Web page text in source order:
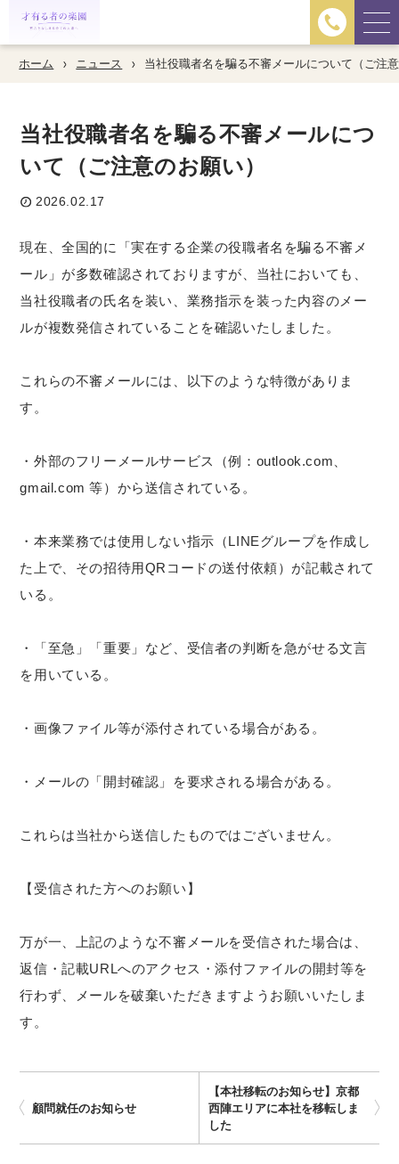
ホーム ニュース 当社役職者名を騙る不審メールについて（ご注
当社役職者名を騙る不審メールにつ
いて（ご注意のお願い）
2026.02.17
現在、全国的に「実在する企業の役職者名を騙る不審メ
ール」が多数確認されておりますが、当社においても、
当社役職者の氏名を装い、業務指示を装った内容のメー
ルが複数発信されていることを確認いたしました。
これらの不審メールには、以下のような特徴がありま
す。
・外部のフリーメールサービス（例：outlook.com、
gmail.com 等）から送信されている。
・本来業務では使用しない指示（LINEグループを作成し
た上で、その招待用QRコードの送付依頼）が記載されて
いる。
・「至急」「重要」など、受信者の判断を急がせる文言
を用いている。
・画像ファイル等が添付されている場合がある。
・メールの「開封確認」を要求される場合がある。
これらは当社から送信したものではございません。
【受信された方へのお願い】
万が一、上記のような不審メールを受信された場合は、
返信・記載URLへのアクセス・添付ファイルの開封等を
行わず、メールを破棄いただきますようお願いいたしま
す。
顧問就任のお知らせ
【本社移転のお知らせ】京都
西陣エリアに本社を移転しま
した